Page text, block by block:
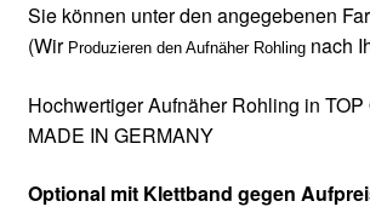
Sie können unter den angegebenen
(Wir Produzieren den Aufnäher Rohling nach
Hochwertiger Aufnäher Rohling in TOP
MADE IN GERMANY
Optional mit Klettband gegen